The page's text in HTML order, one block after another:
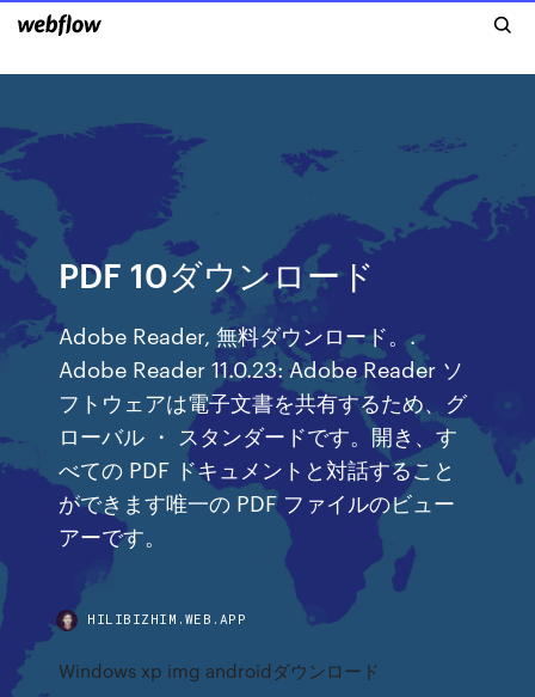
PDF 10ダウンロード
Adobe Reader, 無料ダウンロード。.
Adobe Reader 11.0.23: Adobe Reader ソ
フトウェアは電子文書を共有するため、グ
ローバル ・ スタンダードです。開き、す
べての PDF ドキュメントと対話すること
ができます唯一の PDF ファイルのビュー
アーです。
HILIBIZHIM.WEB.APP
Windows xp img androidダウンロード